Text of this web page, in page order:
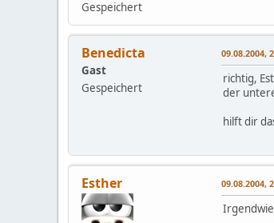
Gespeichert
Benedicta
Gast
Gespeichert
09.08.2004,
richtig,
der
hilft dir
Esther 09.08.2004,